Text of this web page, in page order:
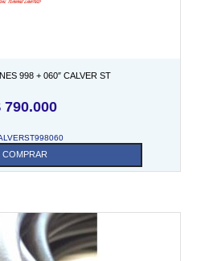
998 + 060″ CALVER ST
790.000
COMPRAR